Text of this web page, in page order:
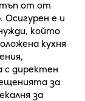
от от
е и
който
кухня
с директен
за
за